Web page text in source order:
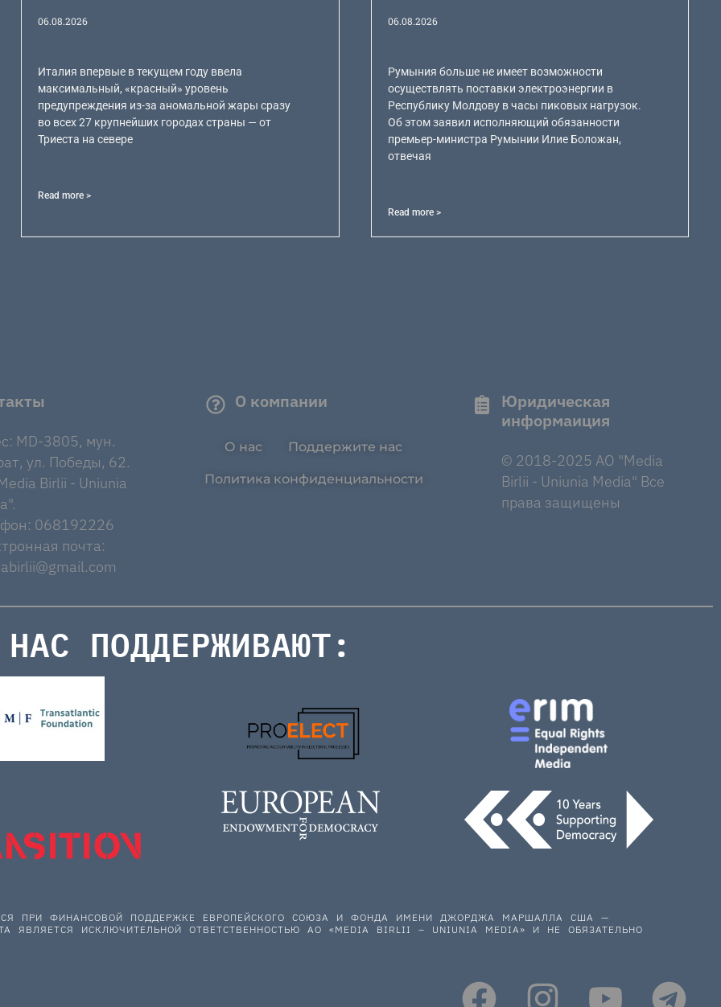
06.08.2026
Италия впервые в текущем году ввела
максимальный, «красный» уровень
предупреждения из-за аномальной жары сразу
во всех 27 крупнейших городах страны — от
Триеста на севере
Read more >
06.08.2026
Румыния больше не имеет возможности
осуществлять поставки электроэнергии в
Республику Молдову в часы пиковых нагрузок.
Об этом заявил исполняющий обязанности
премьер-министра Румынии Илие Боложан,
отвечая
Read more >
MD-3805, мун.
ул. Победы, 62.
Birlii - Uniunia
068192226
почта:
О компании
О нас Поддержите нас
Политика конфиденциальности
Юридическая
информаиция
© 2018-2025 AO "Media
Birlii - Uniunia Media" Все
права защищены
НАС ПОДДЕРЖИВАЮТ:
ПРИ ФИНАНСОВОЙ ПОДДЕРЖКЕ ЕВРОПЕЙСКОГО СОЮЗА И ФОНДА ИМЕНИ ДЖОРДЖА МАРШАЛЛА США —
ЯВЛЯЕТСЯ ИСКЛЮЧИТЕЛЬНОЙ ОТВЕТСТВЕННОСТЬЮ АО «MEDIA BIRLII – UNIUNIA MEDIA» И НЕ ОБЯЗАТЕЛЬНО